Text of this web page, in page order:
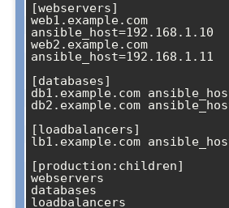
[webservers]
web1.example.com
ansible_host=192.168.1.10
web2.example.com
ansible_host=192.168.1.11
[databases]
db1.example.com
db2.example.com
[loadbalancers]
lb1.example.com
[production:children]
webservers
databases